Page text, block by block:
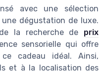
avec une sélection
dégustation de luxe.
la recherche de prix
sensorielle qui offre
cadeau idéal. Ainsi,
et à la localisation des